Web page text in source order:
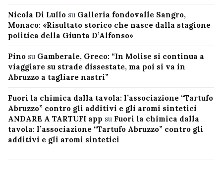
Nicola Di Lullo su Galleria fondovalle Sangro,
Monaco: «Risultato storico che nasce dalla stagione
politica della Giunta D’Alfonso»
Pino su Gamberale, Greco: “In Molise si continua a
viaggiare su strade dissestate, ma poi si va in
Abruzzo a tagliare nastri”
Fuori la chimica dalla tavola: l’associazione “Tartufo
Abruzzo” contro gli additivi e gli aromi sintetici
ANDARE A TARTUFI app su Fuori la chimica dalla
tavola: l’associazione “Tartufo Abruzzo” contro gli
additivi e gli aromi sintetici